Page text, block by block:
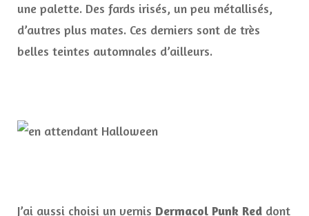
une palette. Des fards irisés, un peu métallisés,
d’autres plus mates. Ces derniers sont de très
belles teintes automnales d’ailleurs.
J’ai aussi choisi un vernis Dermacol Punk Red dont